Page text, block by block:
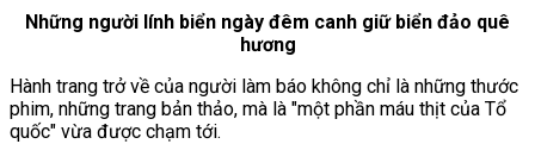
Những người lính biển ngày đêm canh giữ biển đảo quê
hương
Hành trang trở về của người làm báo không chỉ là những thước
phim, những trang bản thảo, mà là "một phần máu thịt của Tổ
quốc" vừa được chạm tới.